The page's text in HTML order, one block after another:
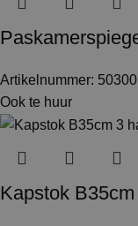
Artikelnummer: 50300
Ook te huur
Kapstok